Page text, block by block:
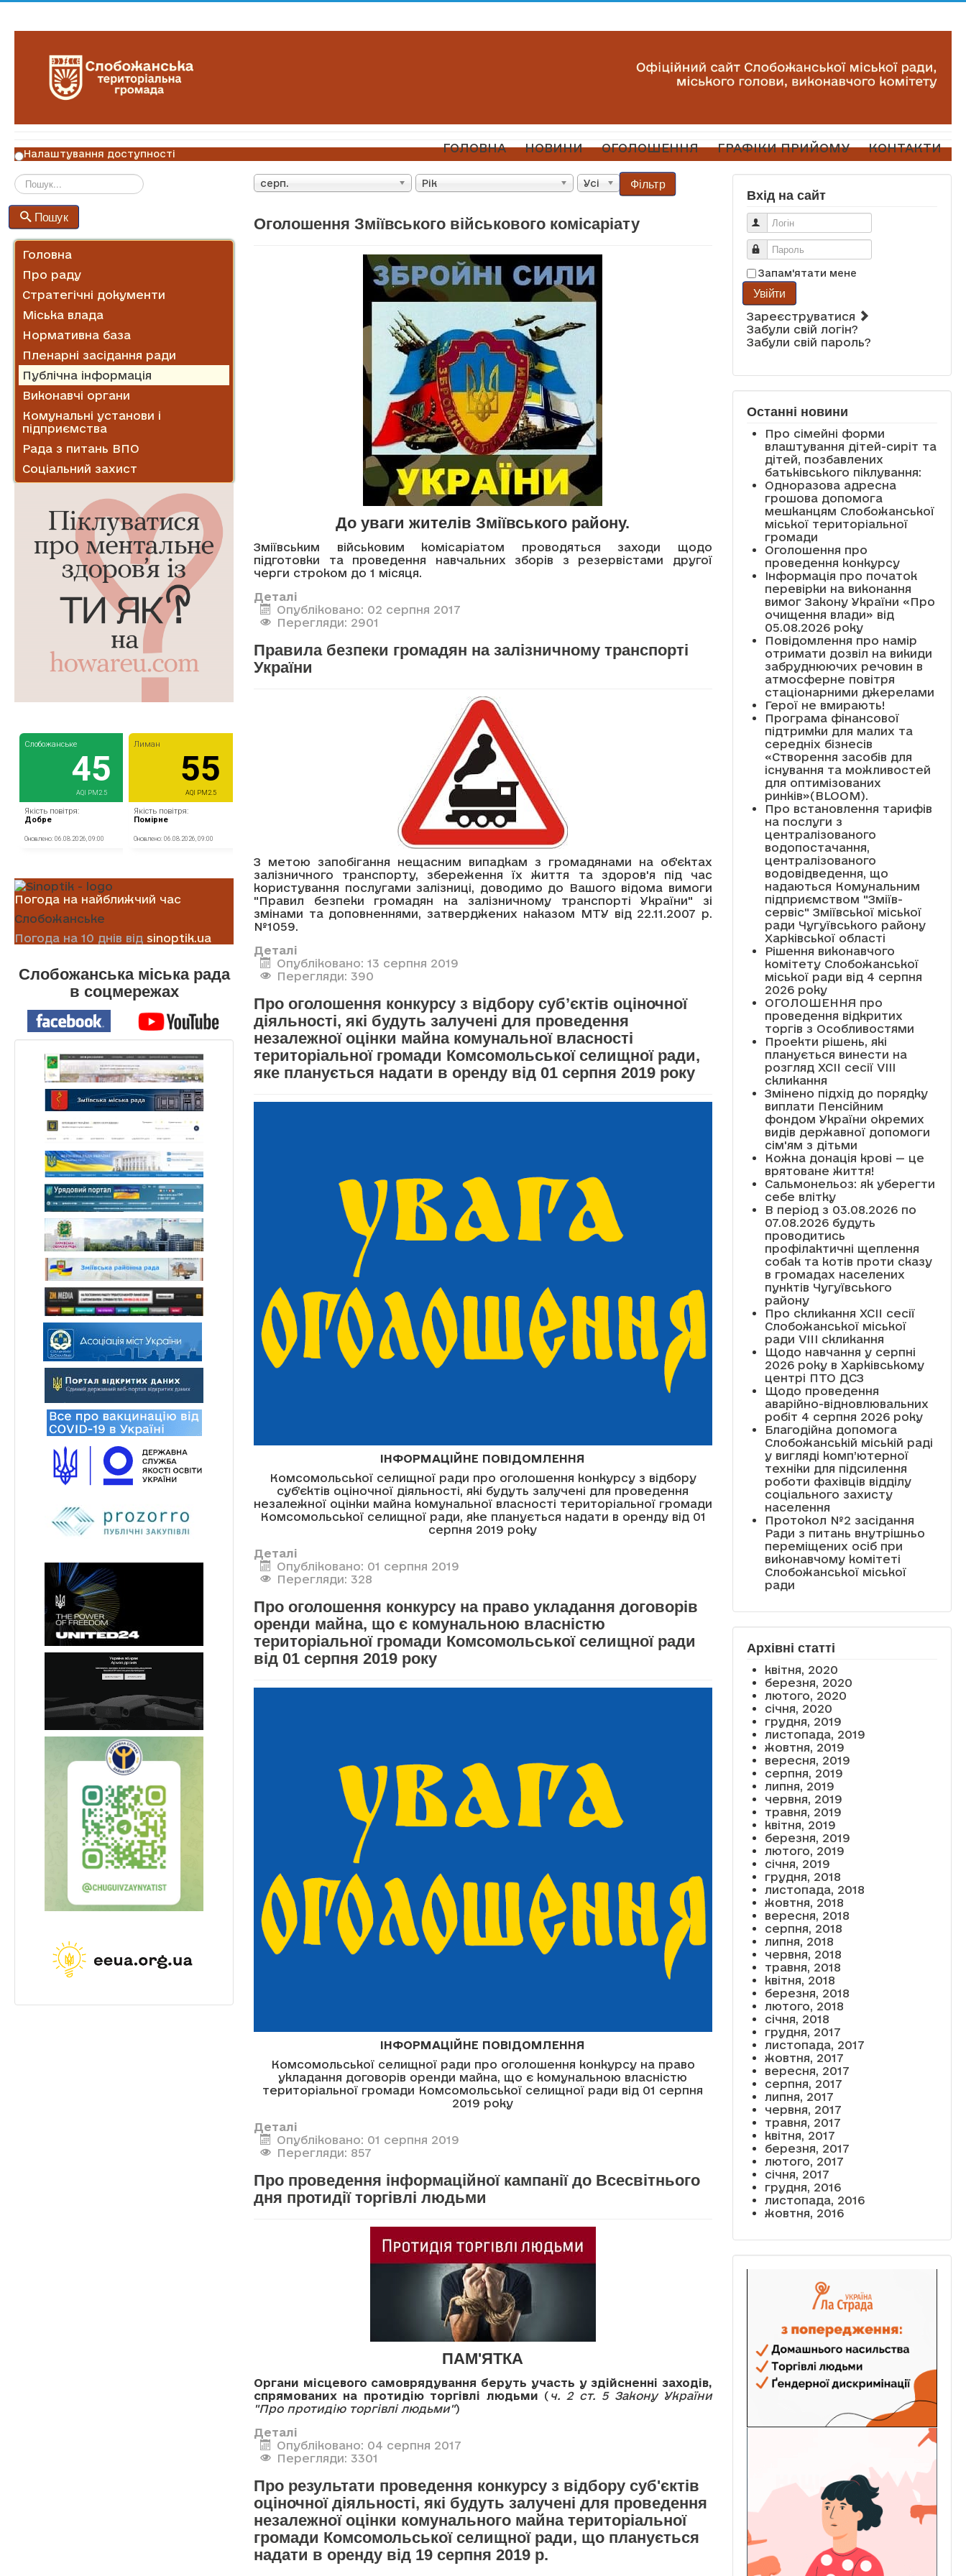
ГОЛОВНА НОВИНИ ОГОЛОШЕННЯ ГРАФІКИ ПРИЙОМУ КОНТАКТИ
Налаштування доступності
Пошук
Головна
Про раду
Стратегічні документи
Міська влада
Нормативна база
Пленарні засідання ради
Публічна інформація
Виконавчі органи
Комунальні установи і
підприємства
Рада з питань ВПО
Соціальний захист
Погода на найближчий час
Слобожанське
Погода на 10 днів від sinoptik.ua
Слобожанська міська рада
в соцмережах
серп. Рік Усі Фільтр
Оголошення Зміївського військового комісаріату
До уваги жителів Зміївського району.
Зміївським військовим комісаріатом проводяться заходи щодо
підготовки та проведення навчальних зборів з резервістами другої
черги строком до 1 місяця.
Деталі
Опубліковано: 02 серпня 2017
Перегляди: 2901
Правила безпеки громадян на залізничному транспорті
України
З метою запобігання нещасним випадкам з громадянами на об'єктах
залізничного транспорту, збереження їх життя та здоров'я під час
користування послугами залізниці, доводимо до Вашого відома вимоги
"Правил безпеки громадян на залізничному транспорті України" зі
змінами та доповненнями, затверджених наказом МТУ від 22.11.2007 р.
№1059.
Деталі
Опубліковано: 13 серпня 2019
Перегляди: 390
Про оголошення конкурсу з відбору суб’єктів оціночної
діяльності, які будуть залучені для проведення
незалежної оцінки майна комунальної власності
територіальної громади Комсомольської селищної ради,
яке планується надати в оренду від 01 серпня 2019 року
ІНФОРМАЦІЙНЕ ПОВІДОМЛЕННЯ
Комсомольської селищної ради про оголошення конкурсу з відбору
суб’єктів оціночної діяльності, які будуть залучені для проведення
незалежної оцінки майна комунальної власності територіальної громади
Комсомольської селищної ради, яке планується надати в оренду від 01
серпня 2019 року
Деталі
Опубліковано: 01 серпня 2019
Перегляди: 328
Про оголошення конкурсу на право укладання договорів
оренди майна, що є комунальною власністю
територіальної громади Комсомольської селищної ради
від 01 серпня 2019 року
ІНФОРМАЦІЙНЕ ПОВІДОМЛЕННЯ
Комсомольської селищної ради про оголошення конкурсу на право
укладання договорів оренди майна, що є комунальною власністю
територіальної громади Комсомольської селищної ради від 01 серпня
2019 року
Деталі
Опубліковано: 01 серпня 2019
Перегляди: 857
Про проведення інформаційної кампанії до Всесвітнього
дня протидії торгівлі людьми
ПАМ'ЯТКА
Органи місцевого самоврядування беруть участь у здійсненні заходів,
спрямованих на протидію торгівлі людьми ( ч. 2 ст. 5 Закону України
"Про протидію торгівлі людьми")
Деталі
Опубліковано: 04 серпня 2017
Перегляди: 3301
Про результати проведення конкурсу з відбору суб'єктів
оціночної діяльності, які будуть залучені для проведення
незалежної оцінки комунального майна територіальної
громади Комсомольської селищної ради, що планується
надати в оренду від 19 серпня 2019 р.
Вхід на сайт
Логін
Пароль
Запам'ятати мене
Увійти
Зареєструватися
Забули свій логін?
Забули свій пароль?
Останні новини
Про сімейні форми
влаштування дітей-сиріт та
дітей, позбавлених
батьківського піклування:
Одноразова адресна
грошова допомога
мешканцям Слобожанської
міської територіальної
громади
Оголошення про
проведення конкурсу
Інформація про початок
перевірки на виконання
вимог Закону України «Про
очищення влади» від
05.08.2026 року
Повідомлення про намір
отримати дозвіл на викиди
забруднюючих речовин в
атмосферне повітря
стаціонарними джерелами
Герої не вмирають!
Програма фінансової
підтримки для малих та
середніх бізнесів
«Створення засобів для
існування та можливостей
для оптимізованих
ринків»(BLOOM).
Про встановлення тарифів
на послуги з
централізованого
водопостачання,
централізованого
водовідведення, що
надаються Комунальним
підприємством "Зміїв-
сервіс" Зміївської міської
ради Чугуївського району
Харківської області
Рішення виконавчого
комітету Слобожанської
міської ради від 4 серпня
2026 року
ОГОЛОШЕННЯ про
проведення відкритих
торгів з Особливостями
Проекти рішень, які
планується винести на
розгляд XCII сесії VІІІ
скликання
Змінено підхід до порядку
виплати Пенсійним
фондом України окремих
видів державної допомоги
сім'ям з дітьми
Кожна донація крові — це
врятоване життя!
Сальмонельоз: як уберегти
себе влітку
В період з 03.08.2026 по
07.08.2026 будуть
проводитись
профілактичні щеплення
собак та котів проти сказу
в громадах населених
пунктів Чугуївського
району
Про скликання XCII сесії
Слобожанської міської
ради VIII скликання
Щодо навчання у серпні
2026 року в Харківському
центрі ПТО ДСЗ
Щодо проведення
аварійно-відновлювальних
робіт 4 серпня 2026 року
Благодійна допомога
Слобожанській міській раді
у вигляді комп’ютерної
техніки для підсилення
роботи фахівців відділу
соціального захисту
населення
Протокол №2 засідання
Ради з питань внутрішньо
переміщених осіб при
виконавчому комітеті
Слобожанської міської
ради
Архівні статті
квітня, 2020
березня, 2020
лютого, 2020
січня, 2020
грудня, 2019
листопада, 2019
жовтня, 2019
вересня, 2019
серпня, 2019
липня, 2019
червня, 2019
травня, 2019
квітня, 2019
березня, 2019
лютого, 2019
січня, 2019
грудня, 2018
листопада, 2018
жовтня, 2018
вересня, 2018
серпня, 2018
липня, 2018
червня, 2018
травня, 2018
квітня, 2018
березня, 2018
лютого, 2018
січня, 2018
грудня, 2017
листопада, 2017
жовтня, 2017
вересня, 2017
серпня, 2017
липня, 2017
червня, 2017
травня, 2017
квітня, 2017
березня, 2017
лютого, 2017
січня, 2017
грудня, 2016
листопада, 2016
жовтня, 2016